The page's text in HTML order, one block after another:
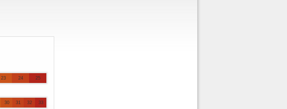
23 24 25
30 31 32 33